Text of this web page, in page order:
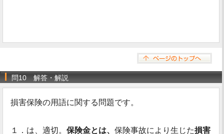
問10 解答・解説
損害保険の用語に関する問題です。
１．は、適切。 保険金とは、 保険事故により生じた損害